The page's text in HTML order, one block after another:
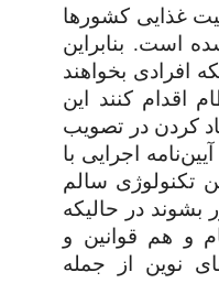
غذایی کشورها
است. بنابراین
افرادی بخواهند
اقدام کنند این
کردن در تصویب
اجرایی با
تکنولوژی سالم
بشوند در حالیکه
و هم قوانین و
نوین از جمله